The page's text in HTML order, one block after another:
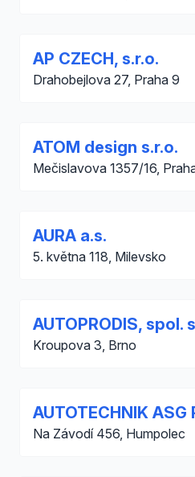
AP CZECH, s.r.o.
Drahobejlova 27, Praha 9
ATOM design s.r.o.
Mečislavova 1357/16,
AURA a.s.
5. května 118, Milevsko
AUTOPRODIS, spol.
Kroupova 3, Brno
AUTOTECHNIK ASG
Na Závodí 456, Humpolec